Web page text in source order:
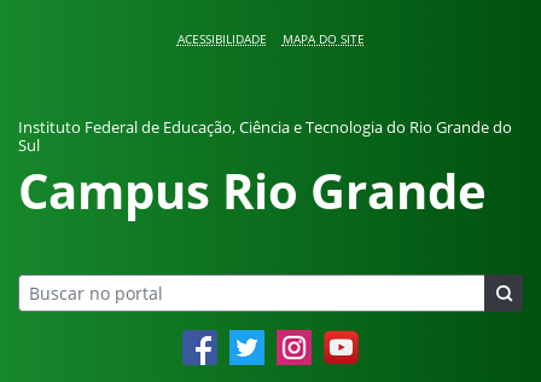
ACESSIBILIDADE MAPA DO SITE
Instituto Federal de Educação, Ciência e Tecnologia do Rio Grande do
Sul
Campus Rio Grande
Facebook Twitter InstagramYouTube